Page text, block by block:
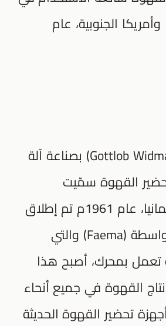
الجنوبية، عام
قام المخترع (Gottlob Widmann) بصناعة آلة
القهوة سمّيت
(Wigomat) في ألمانيا، عام 1961م تم إطلاق
آلة (Espresso) بواسطة (Faema) والتي
بمحرك، أصبح هذا
القهوة في جميع أنحاء
تحضير القهوة الحديثة